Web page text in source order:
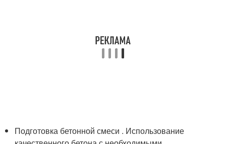
Подготовка бетонной смеси . Использование